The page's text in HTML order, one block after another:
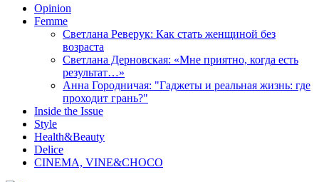
Opinion
Femme
Светлана Реверук: Как стать женщиной без
возраста
Светлана Дерновская: «Мне приятно, когда есть
результат…»
Анна Городничая: "Гаджеты и реальная жизнь: где
проходит грань?"
Inside the Issue
Style
Health&Beauty
Delice
CINEMA, VINE&CHOCO